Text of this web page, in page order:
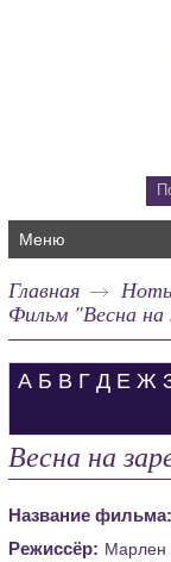
Меню
Главная
Фильм "Весна на
А Б В Г Д Е Ж
Весна на
Название фильма:
Режиссёр: Марлен